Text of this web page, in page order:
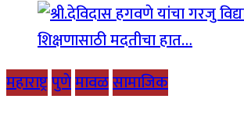
महाराष्ट्रपुणेमावळसामाजिक